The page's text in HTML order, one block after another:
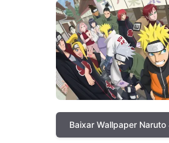
Baixar Wallpaper Naruto